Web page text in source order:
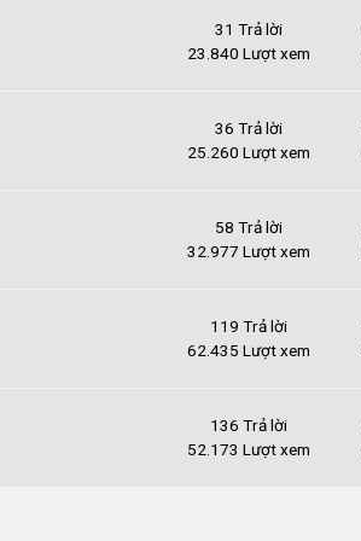
31 Trả lời
23.840 Lượt xem
36 Trả lời
25.260 Lượt xem
58 Trả lời
32.977 Lượt xem
119 Trả lời
62.435 Lượt xem
136 Trả lời
52.173 Lượt xem